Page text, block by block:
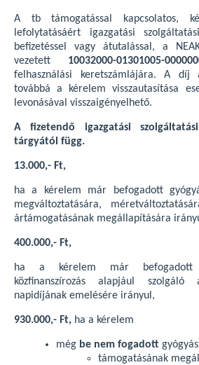
A tb támogatással kapcsolatos,
lefolytatásáért igazgatási
befizetéssel vagy átutalással, a
vezetett 10032000-01301005-
felhasználási keretszámlájára. A díj
továbbá a kérelem visszautasítása
levonásával visszaigényelhető.
A fizetendő igazgatási
tárgyától függ.
13.000,- Ft,
ha a kérelem már befogadott
megváltoztatására,
ártámogatásának megállapítására
400.000,- Ft,
ha a kérelem már befogadott
közfinanszírozás alapjául szolgáló
napidíjának emelésére irányul,
930.000,- Ft, ha a kérelem
még be nem fogadott
támogatásának